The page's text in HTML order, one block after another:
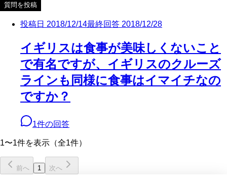
質問を投稿
投稿日 2018/12/14最終回答 2018/12/28
イギリスは食事が美味しくないこと
で有名ですが、イギリスのクルーズ
ラインも同様に食事はイマイチなの
ですか？
1件の回答
1〜1件を表示（全1件）
前へ 1 次へ